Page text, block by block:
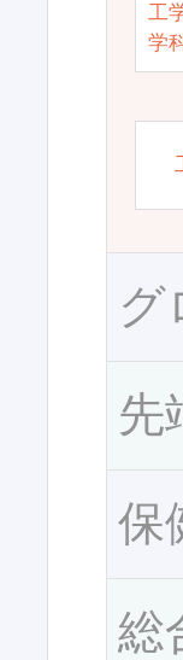
工
学
グ
先
保
総